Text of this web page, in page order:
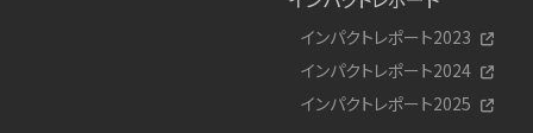
インパクトレポート2023
インパクトレポート2024
インパクトレポート2025